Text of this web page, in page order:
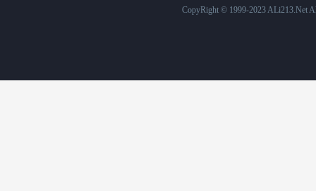
CopyRight © 1999-2023 ALi213.Net